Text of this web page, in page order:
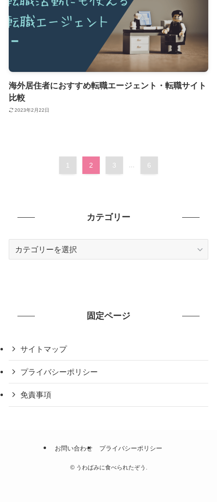
海外居住者におすすめ転職エージェント・転職サイト
比較
2023年2月22日
1 2 3 ... 6
カテゴリー
固定ページ
サイトマップ
プライバシーポリシー
免責事項
お問い合わせ プライバシーポリシー
©うわばみに食べられたぞう.